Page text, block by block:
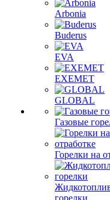
Arbonia
Buderus
EVA
EXEMET
GLOBAL
Газовые
Горелки на
горелки